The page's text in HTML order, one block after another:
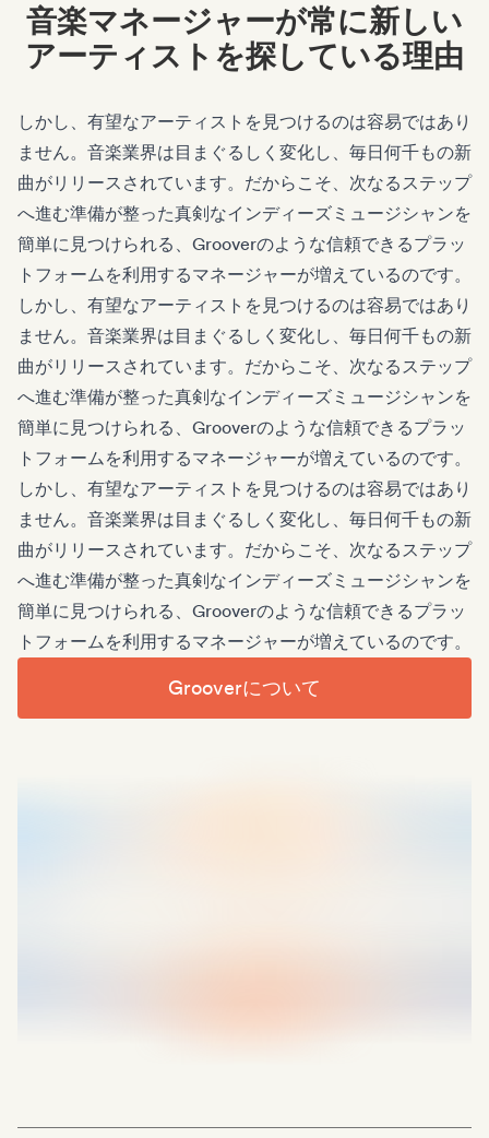
音楽マネージャーが常に新しい
アーティストを探している理由
しかし、有望なアーティストを見つけるのは容易ではあり
ません。音楽業界は目まぐるしく変化し、毎日何千もの新
曲がリリースされています。だからこそ、次なるステップ
へ進む準備が整った真剣なインディーズミュージシャンを
簡単に見つけられる、Grooverのような信頼できるプラッ
トフォームを利用するマネージャーが増えているのです。
しかし、有望なアーティストを見つけるのは容易ではあり
ません。音楽業界は目まぐるしく変化し、毎日何千もの新
曲がリリースされています。だからこそ、次なるステップ
へ進む準備が整った真剣なインディーズミュージシャンを
簡単に見つけられる、Grooverのような信頼できるプラッ
トフォームを利用するマネージャーが増えているのです。
しかし、有望なアーティストを見つけるのは容易ではあり
ません。音楽業界は目まぐるしく変化し、毎日何千もの新
曲がリリースされています。だからこそ、次なるステップ
へ進む準備が整った真剣なインディーズミュージシャンを
簡単に見つけられる、Grooverのような信頼できるプラッ
トフォームを利用するマネージャーが増えているのです。
Grooverについて